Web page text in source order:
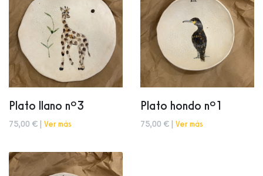
Plato llano nº3
75,00 € | Ver más
Plato hondo nº1
75,00 € | Ver más